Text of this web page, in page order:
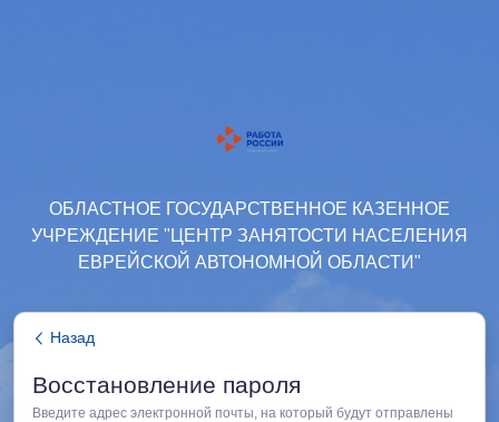
ОБЛАСТНОЕ ГОСУДАРСТВЕННОЕ КАЗЕННОЕ
УЧРЕЖДЕНИЕ "ЦЕНТР ЗАНЯТОСТИ НАСЕЛЕНИЯ
ЕВРЕЙСКОЙ АВТОНОМНОЙ ОБЛАСТИ"
Назад
Восстановление пароля
Введите адрес электронной почты, на который будут отправлены